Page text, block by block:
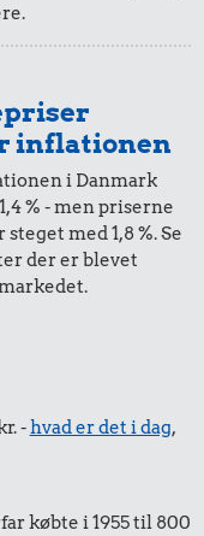
inflationen
i Danmark
% - men priserne
med 1,8 %. Se
der er blevet
-hvad er det i dag,
købte i 1955 til 800